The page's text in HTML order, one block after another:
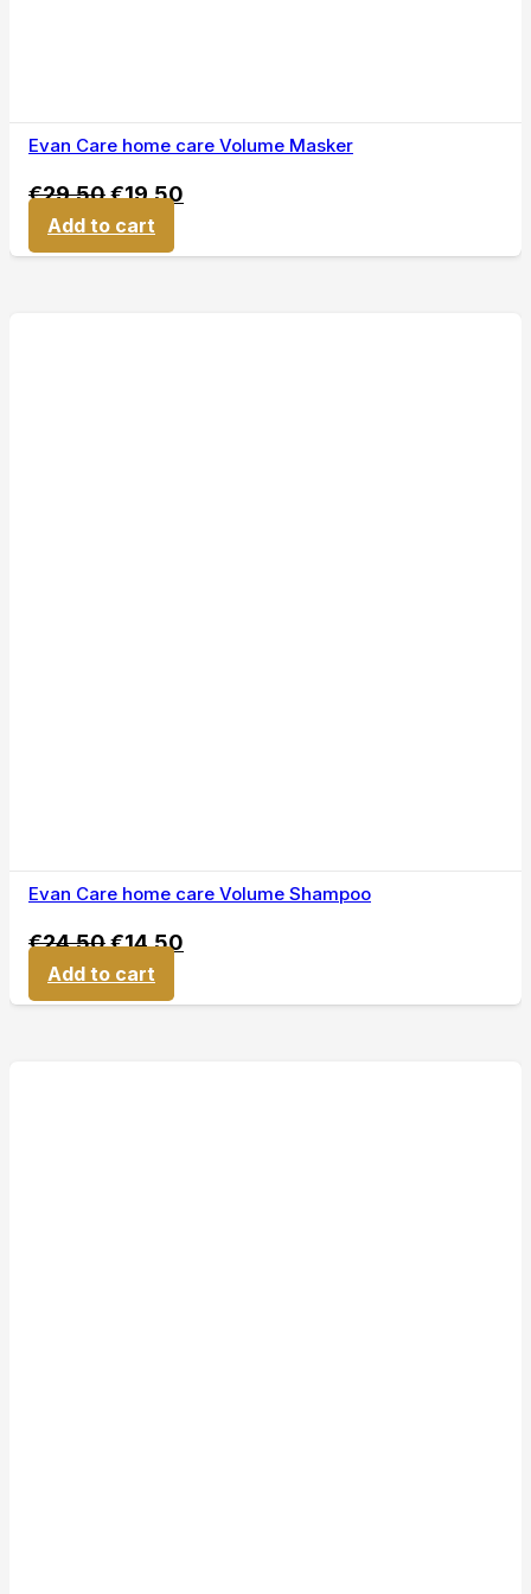
Evan Care home care Volume Masker
€29,50€19,50
Add to cart
Evan Care home care Volume Shampoo
€24,50€14,50
Add to cart